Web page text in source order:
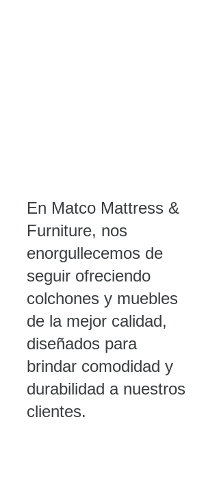
En Matco Mattress &
Furniture, nos
enorgullecemos de
seguir ofreciendo
colchones y muebles
de la mejor calidad,
diseñados para
brindar comodidad y
durabilidad a nuestros
clientes.